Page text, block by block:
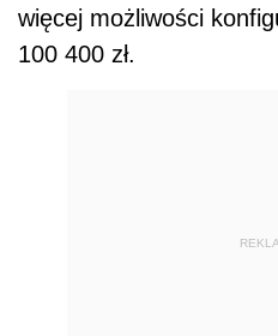
więcej możliwości
100 400 zł.